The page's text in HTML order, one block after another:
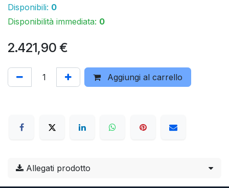
Disponibili: 0
Disponibilità immediata: 0
2.421,90 €
Aggiungi al carrello
Allegati prodotto